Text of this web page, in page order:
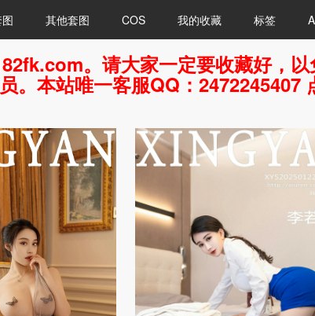
其他套图 COS 我的收藏 标签
。请大家一定要收藏好，
。本站唯一客服QQ：2472245407